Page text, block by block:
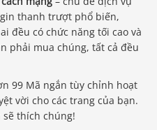
thanh trượt phổ biến,
đều có chức năng tối cao và
phải mua chúng, tất cả đều
99 Mã ngắn tùy chỉnh hoạt
vời cho các trang của bạn.
sẽ thích chúng!